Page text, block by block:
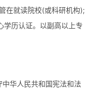
在就读院校(或科研机构);
学历认证。以副高以上专
华人民共和国宪法和法